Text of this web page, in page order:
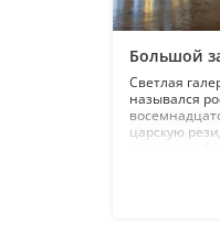
Большой
Светлая
назывался
царскую
длились